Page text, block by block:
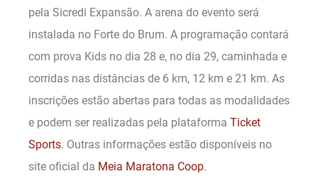
pela Sicredi Expansão. A arena do evento será
instalada no Forte do Brum. A programação contará
com prova Kids no dia 28 e, no dia 29, caminhada e
corridas nas distâncias de 6 km, 12 km e 21 km. As
inscrições estão abertas para todas as modalidades
e podem ser realizadas pela plataforma Ticket
Sports. Outras informações estão disponíveis no
site oficial da Meia Maratona Coop.